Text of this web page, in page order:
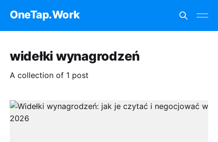
OneTap.Work
widełki wynagrodzeń
A collection of 1 post